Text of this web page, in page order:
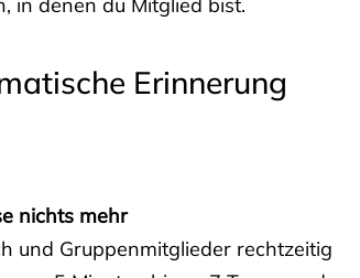
Erinnerung
nichts mehr
und Gruppenmitglieder rechtzeitig